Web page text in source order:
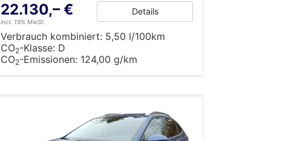
22.130,– €
incl. 19% MwSt.
Details
Verbrauch kombiniert: 5,50 l/100km
CO2-Klasse: D
CO2-Emissionen: 124,00 g/km